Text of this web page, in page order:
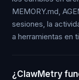
MEMORY.md,
sesiones, la
a herramientas en
¿ClawMetry